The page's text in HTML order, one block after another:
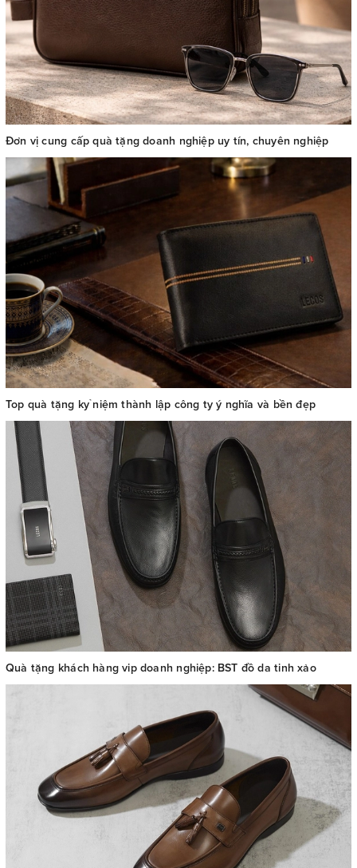
Đơn vị cung cấp quà tặng doanh nghiệp uy tín, chuyên nghiệp
Top quà tặng kỷ niệm thành lập công ty ý nghĩa và bền đẹp
Quà tặng khách hàng vip doanh nghiệp: BST đồ da tinh xảo